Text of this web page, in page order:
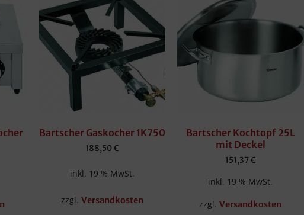
Bartscher Gaskocher 1K750
188,50 €
inkl. 19 % MwSt.
zzgl. Versandkosten
Bartscher Kochtopf 25L
mit Deckel
151,37€
inkl. 19 % MwSt.
zzgl.Versandkosten